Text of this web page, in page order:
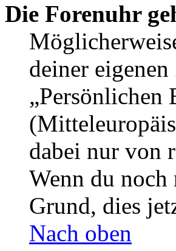
Die Forenuhr
deiner
„Persönlichen
dabei nur von
Wenn du
Grund, dies
Nach oben